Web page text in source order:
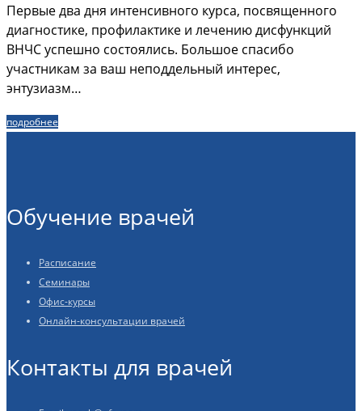
Первые два дня интенсивного курса, посвященного
диагностике, профилактике и лечению дисфункций
ВНЧС успешно состоялись. Большое спасибо
участникам за ваш неподдельный интерес,
энтузиазм…
подробнее
Обучение врачей
Расписание
Семинары
Офис-курсы
Онлайн-консультации врачей
Контакты для врачей